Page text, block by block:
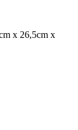
x 26,5cm x